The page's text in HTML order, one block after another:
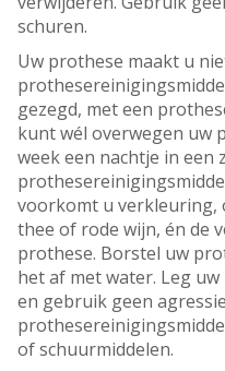
schuren.
Uw prothese maakt u
gezegd, met een
kunt wél overwegen uw
week een nachtje in een
voorkomt u verkleuring,
thee of rode wijn, én de
prothese. Borstel uw
het af met water. Leg
en gebruik geen
of schuurmiddelen.